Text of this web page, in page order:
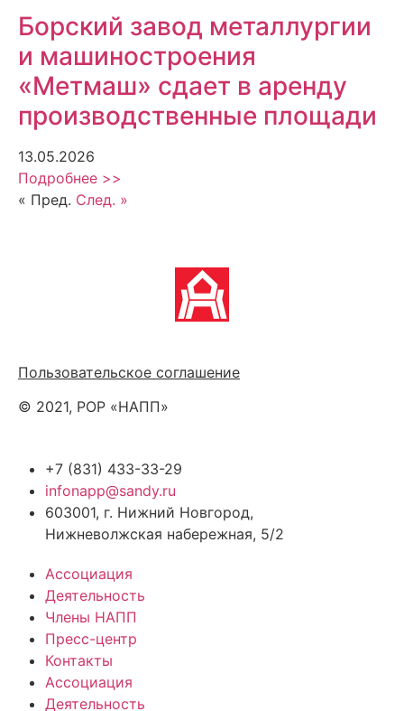
Борский завод металлургии
и машиностроения
«Метмаш» сдает в аренду
производственные площади
13.05.2026
Подробнее >>
« Пред. След. »
Пользовательское соглашение
© 2021, РОР «НАПП»
+7 (831) 433-33-29
infonapp@sandy.ru
603001, г. Нижний Новгород,
Нижневолжская набережная, 5/2
Ассоциация
Деятельность
Члены НАПП
Пресс-центр
Контакты
Ассоциация
Деятельность